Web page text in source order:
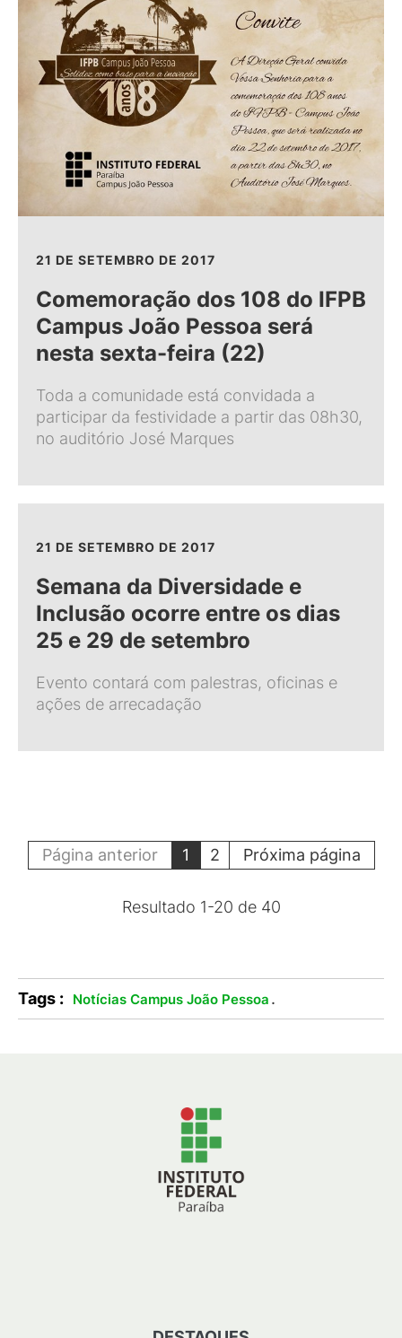
21 DE SETEMBRO DE 2017
Comemoração dos 108 do IFPB
Campus João Pessoa será
nesta sexta-feira (22)
Toda a comunidade está convidada a
participar da festividade a partir das 08h30,
no auditório José Marques
21 DE SETEMBRO DE 2017
Semana da Diversidade e
Inclusão ocorre entre os dias
25 e 29 de setembro
Evento contará com palestras, oficinas e
ações de arrecadação
Página anterior 1 2 Próxima página
Resultado 1-20 de 40
Tags : Notícias Campus João Pessoa .